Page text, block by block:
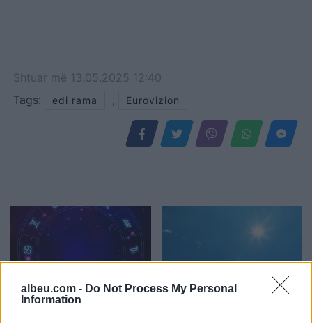
albeu.com - Do Not Process My Personal
Information
Shtuar më 13.05.2025 12:40
Tags:
edi rama , Eurovizion
Horoskopi i sotëm, 8